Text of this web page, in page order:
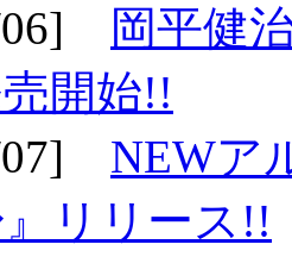
06]
岡平健
開始!!
07] NEWア
リリース!!